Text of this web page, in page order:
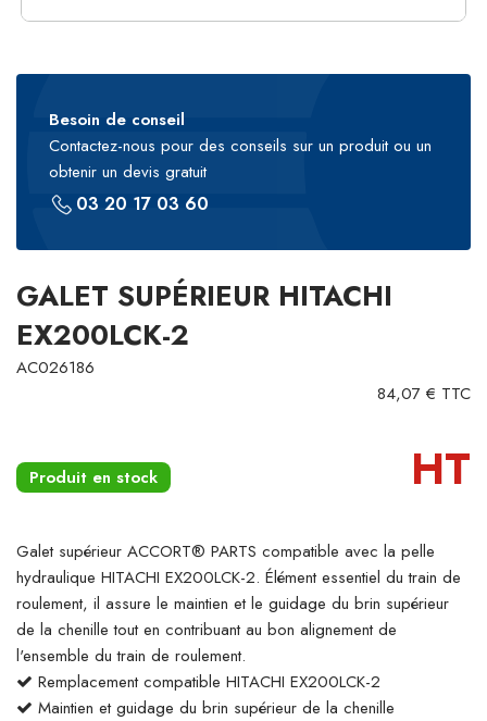
Besoin de conseil
Contactez-nous pour des conseils sur un produit ou un
obtenir un devis gratuit
03 20 17 03 60
GALET SUPÉRIEUR HITACHI
EX200LCK-2
AC026186
84,07 € TTC
Produit en stock HT
Galet supérieur ACCORT® PARTS compatible avec la pelle
hydraulique HITACHI EX200LCK-2. Élément essentiel du train de
roulement, il assure le maintien et le guidage du brin supérieur
de la chenille tout en contribuant au bon alignement de
l'ensemble du train de roulement.
Remplacement compatible HITACHI EX200LCK-2
Maintien et guidage du brin supérieur de la chenille